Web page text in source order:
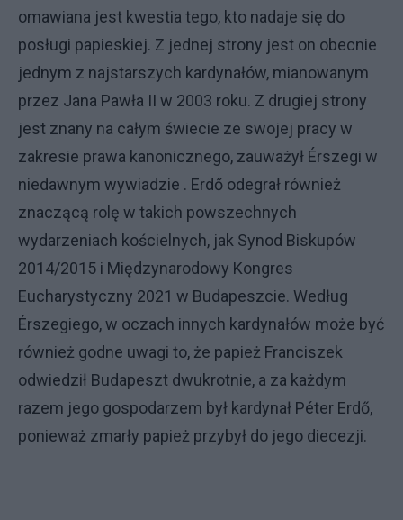
omawiana jest kwestia tego, kto nadaje się do
posługi papieskiej. Z jednej strony jest on obecnie
jednym z najstarszych kardynałów, mianowanym
przez Jana Pawła II w 2003 roku. Z drugiej strony
jest znany na całym świecie ze swojej pracy w
zakresie prawa kanonicznego, zauważył Érszegi w
niedawnym wywiadzie . Erdő odegrał również
znaczącą rolę w takich powszechnych
wydarzeniach kościelnych, jak Synod Biskupów
2014/2015 i Międzynarodowy Kongres
Eucharystyczny 2021 w Budapeszcie. Według
Érszegiego, w oczach innych kardynałów może być
również godne uwagi to, że papież Franciszek
odwiedził Budapeszt dwukrotnie, a za każdym
razem jego gospodarzem był kardynał Péter Erdő,
ponieważ zmarły papież przybył do jego diecezji.